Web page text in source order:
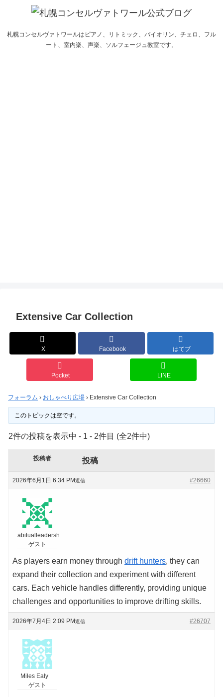
札幌コンセルヴァトワールはピアノ、リトミック、バイオリン、チェロ、フル
ート、室内楽、声楽、ソルフェージュ教室です。
Extensive Car Collection
X Facebook はてブ
Pocket LINE
フォーラム › おしゃべり広場 › Extensive Car Collection
このトピックは空です。
2件の投稿を表示中 - 1 - 2件目 (全2件中)
投稿者 投稿
2026年6月1日 6:34 PM #26660
返信
abitualleadersh
ゲスト
As players earn money through drift hunters, they can
expand their collection and experiment with different
cars. Each vehicle handles differently, providing unique
challenges and opportunities to improve drifting skills.
2026年7月4日 2:09 PM #26707
返信
Miles Ealy
ゲスト